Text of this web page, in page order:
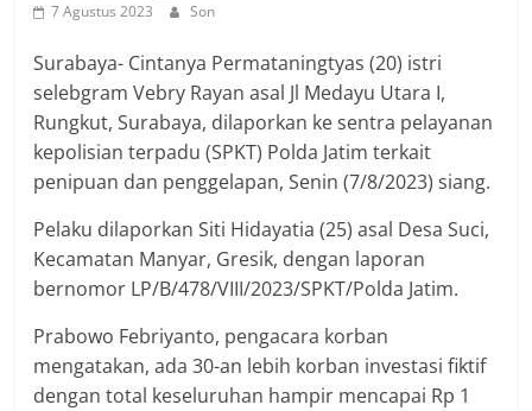
7 Agustus 2023 Son
Surabaya- Cintanya Permataningtyas (20) istri
selebgram Vebry Rayan asal Jl Medayu Utara I,
Rungkut, Surabaya, dilaporkan ke sentra pelayanan
kepolisian terpadu (SPKT) Polda Jatim terkait
penipuan dan penggelapan, Senin (7/8/2023) siang.
Pelaku dilaporkan Siti Hidayatia (25) asal Desa Suci,
Kecamatan Manyar, Gresik, dengan laporan
bernomor LP/B/478/VIII/2023/SPKT/Polda Jatim.
Prabowo Febriyanto, pengacara korban
mengatakan, ada 30-an lebih korban investasi fiktif
dengan total keseluruhan hampir mencapai Rp 1